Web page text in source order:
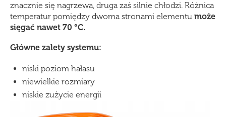
znacznie się nagrzewa, druga zaś silnie chłodzi. Różnica
temperatur pomiędzy dwoma stronami elementu może
sięgać nawet 70 °C.
Główne zalety systemu:
niski poziom hałasu
niewielkie rozmiary
niskie zużycie energii